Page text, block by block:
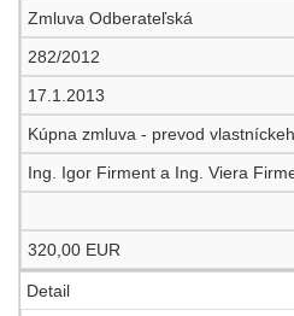
Zmluva Odberateľská
282/2012
17.1.2013
Kúpna zmluva - prevod
Ing. Igor Firment a Ing. Viera
320,00 EUR
Detail